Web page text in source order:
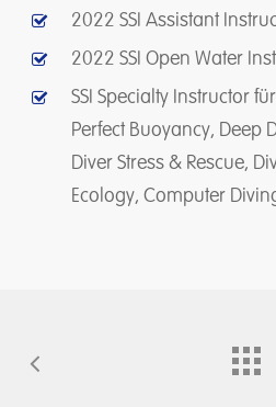
2022 SSI Assistant
2022 SSI Open Water
SSI Specialty Instructor
Perfect Buoyancy, Deep
Diver Stress & Rescue,
Ecology, Computer